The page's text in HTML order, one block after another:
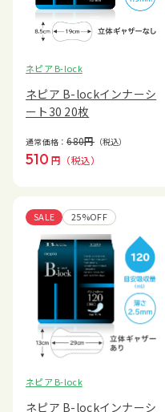
ネピア B-lock
ネピア B-lockインナーシ
ート30 20枚
通常価格：680円（税込）
510 円 （税込）
SALE 25%OFF
ネピア B-lock
ネピア B-lockインナーシ